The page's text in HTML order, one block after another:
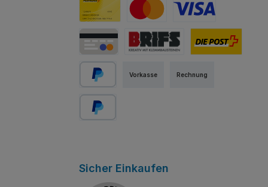
Vorkasse Rechnung
Sicher Einkaufen